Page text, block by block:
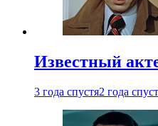
Известный
3 года спустя2 года